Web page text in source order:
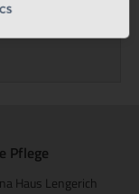
Pflege
Haus Lengerich